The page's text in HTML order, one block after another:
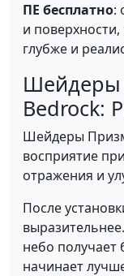
ПЕ бесплатно:
и
глубже и
Шейдеры
Bedrock:
Шейдеры
восприятие
отражения и
После
небо получает
начинает